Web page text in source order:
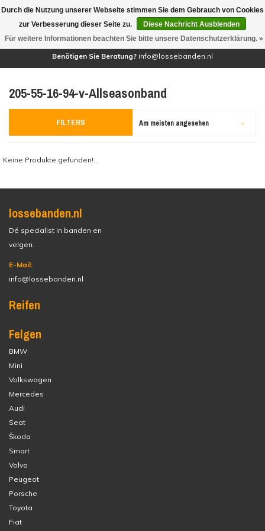
(0)
Benötigen Sie Beratung? info@lossebanden.nl
205-55-16-94-v-Allseasonband
FILTERS Am meisten angesehen
Keine Produkte gefunden!...
lossebanden.nl
Dé specialist in banden en
velgen.
E-Mail:
info@lossebanden.nl
Reifen
Felgen
BMW
Mini
Volkswagen
Mercedes
Audi
Seat
Škoda
Smart
Volvo
Peugeot
Porsche
Toyota
Fiat
Durch die Nutzung unserer Webseite stimmen Sie dem Gebrauch von Cookies
zur Verbesserung dieser Seite zu.
Diese Nachricht Ausblenden
Für weitere Informationen beachten Sie bitte unsere Datenschutzerklärung. »